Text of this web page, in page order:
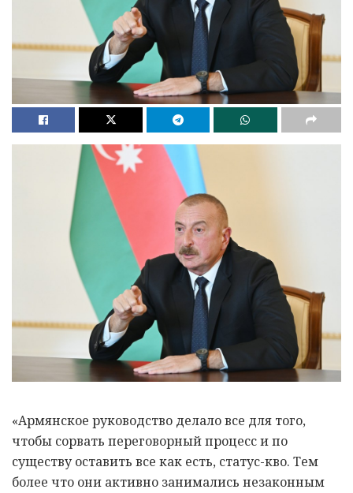
«Армянское руководство делало все для того,
чтобы сорвать переговорный процесс и по
существу оставить все как есть, статус-кво. Тем
более что они активно занимались незаконным